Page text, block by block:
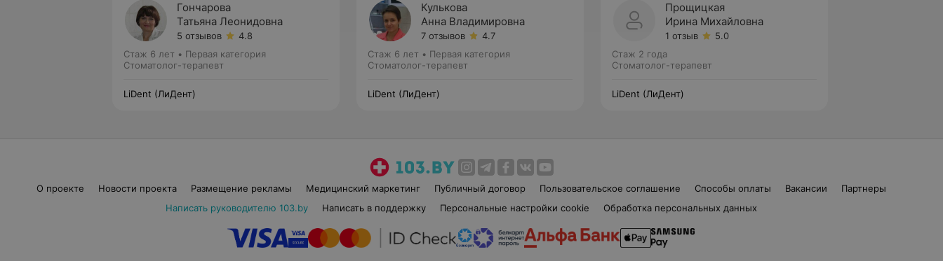
Гончарова
Татьяна Леонидовна
5 отзывов
4.8
Стаж 6 лет • Первая категория
Стоматолог-терапевт
LiDent (ЛиДент)
Кулькова
Анна Владимировна
7 отзывов
4.7
Стаж 6 лет • Первая категория
Стоматолог-терапевт
LiDent (ЛиДент)
Прощицкая
Ирина Михайловна
1 отзыв
5.0
Стаж 2 года
Стоматолог-терапевт
LiDent (ЛиДент)
О проекте Новости проекта Размещение рекламы Медицинский маркетинг Публичный договор Пользовательское соглашение Способы оплаты Вакансии
Партнеры
Написать руководителю 103.by
Написать в поддержку Персональные настройки cookie Обработка персональных данных